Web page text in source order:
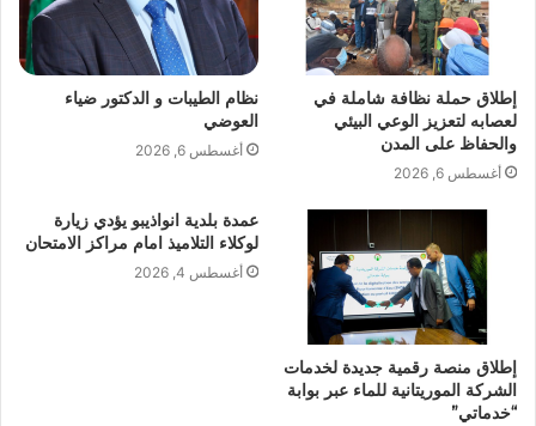
إطلاق حملة نظافة شاملة في
لعصابه لتعزيز الوعي البيئي
والحفاظ على المدن
أغسطس 6, 2026
نظام الطيبات و الدكتور ضياء
العوضي
أغسطس 6, 2026
إطلاق منصة رقمية جديدة لخدمات
الشركة الموريتانية للماء عبر بوابة
“خدماتي”
عمدة بلدية انواذيبو يؤدي زيارة
لوكلاء التلاميذ امام مراكز الامتحان
أغسطس 4, 2026